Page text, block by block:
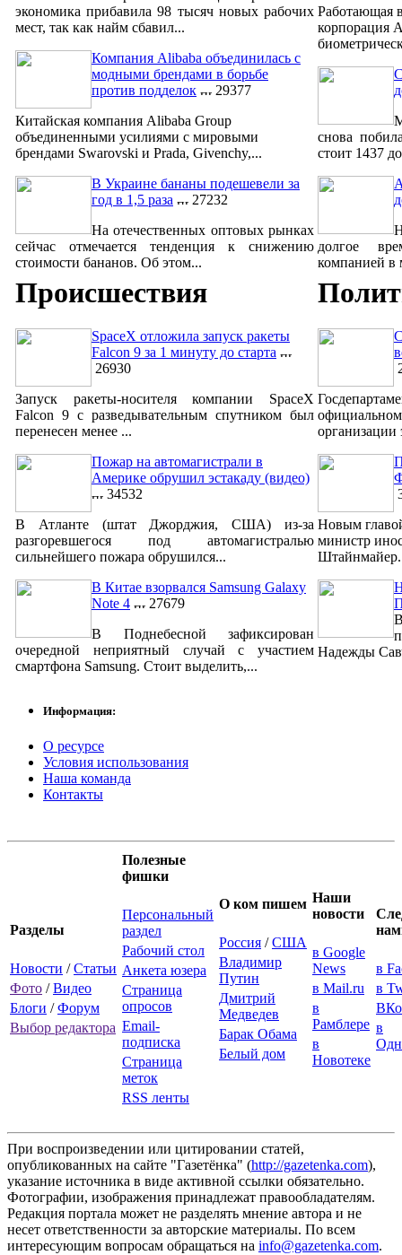
экономика прибавила 98 тысяч новых рабочих
мест, так как найм сбавил...
Компания Alibaba объединилась с
модными брендами в борьбе
против подделок
29377
Китайская компания Alibaba Group
объединенными усилиями с мировыми
брендами Swarovski и Prada, Givenchy,...
В Украине бананы подешевели за
год в 1,5 раза
27232
На отечественных оптовых рынках
сейчас отмечается тенденция к снижению
стоимости бананов. Об этом...
Работающая
корпорация
снова
стоит 1437
долгое
компанией в
Происшествия
SpaceX отложила запуск ракеты
Falcon 9 за 1 минуту до старта
26930
Запуск ракеты-носителя компании SpaceX
Falcon 9 с разведывательным спутником был
перенесен менее ...
Пожар на автомагистрали в
Америке обрушил эстакаду (видео)
34532
В Атланте (штат Джорджия, США) из-за
разгоревшегося под автомагистралью
сильнейшего пожара обрушился...
В Китае взорвался Samsung Galaxy
Note 4
27679
В Поднебесной зафиксирован
очередной неприятный случай с участием
смартфона Samsung. Стоит выделить,...
организации
Новым
министр
Надежды
Информация:
О ресурсе
Условия использования
Наша команда
Контакты
Разделы
Новости /Статьи
Фото /Видео
Блоги /Форум
Выбор редактора
Полезные
фишки
Персональный
раздел
Рабочий стол
Анкета юзера
Страница
опросов
Email-
подписка
Страница
меток
RSS ленты
О ком пишем
Россия /США
Владимир
Путин
Дмитрий
Медведев
Барак Обама
Белый дом
Наши
новости
в Google
News
в Mail.ru
в
Рамблере
в
Новотеке
в
в
в
При воспроизведении или цитировании статей,
опубликованных на сайте "Газетёнка" (http://gazetenka.com),
указание источника в виде активной ссылки обязательно.
Фотографии, изображения принадлежат правообладателям.
Редакция портала может не разделять мнение автора и не
несет ответственности за авторские материалы. По всем
интересующим вопросам обращаться на info@gazetenka.com.